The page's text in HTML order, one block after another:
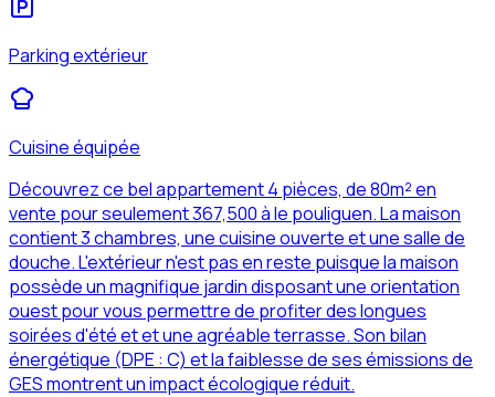
Parking extérieur
Cuisine équipée
Découvrez ce bel appartement 4 pièces, de 80m² en
vente pour seulement 367,500 à le pouliguen. La maison
contient 3 chambres, une cuisine ouverte et une salle de
douche. L'extérieur n'est pas en reste puisque la maison
possède un magnifique jardin disposant une orientation
ouest pour vous permettre de profiter des longues
soirées d'été et et une agréable terrasse. Son bilan
énergétique (DPE : C) et la faiblesse de ses émissions de
GES montrent un impact écologique réduit.